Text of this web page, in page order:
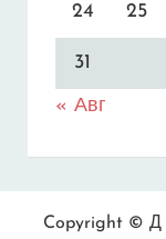
24 25
31
« Авг
Copyright © Д